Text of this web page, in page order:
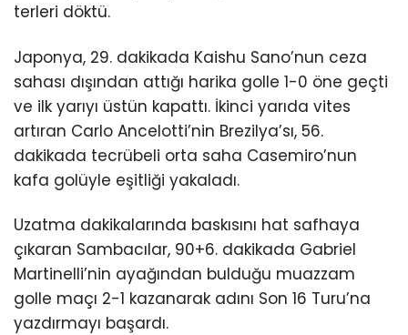
terleri döktü.
Japonya, 29. dakikada Kaishu Sano’nun ceza
sahası dışından attığı harika golle 1-0 öne geçti
ve ilk yarıyı üstün kapattı. İkinci yarıda vites
artıran Carlo Ancelotti’nin Brezilya’sı, 56.
dakikada tecrübeli orta saha Casemiro’nun
kafa golüyle eşitliği yakaladı.
Uzatma dakikalarında baskısını hat safhaya
çıkaran Sambacılar, 90+6. dakikada Gabriel
Martinelli’nin ayağından bulduğu muazzam
golle maçı 2-1 kazanarak adını Son 16 Turu’na
yazdırmayı başardı.